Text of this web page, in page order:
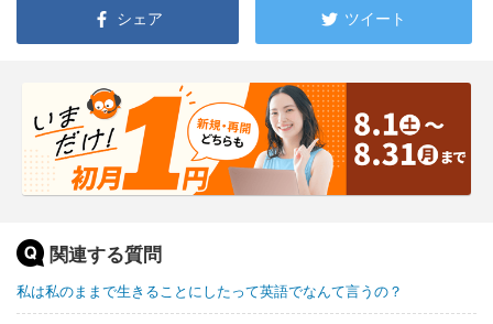
シェア ツイート
関連する質問
私は私のままで生きることにしたって英語でなんて言うの？